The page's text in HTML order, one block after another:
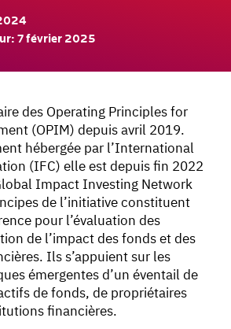
7 février 2025
des Operating Principles for
(OPIM) depuis avril 2019.
hébergée par l’International
(IFC) elle est depuis fin 2022
Impact Investing Network
de l’initiative constituent
pour l’évaluation des
de l’impact des fonds et des
Ils s’appuient sur les
émergentes d’un éventail de
de fonds, de propriétaires
financières.